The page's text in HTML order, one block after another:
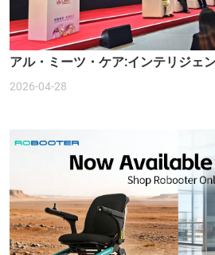
アル・ミーツ・ケア:インテリジェ
2026-04-28